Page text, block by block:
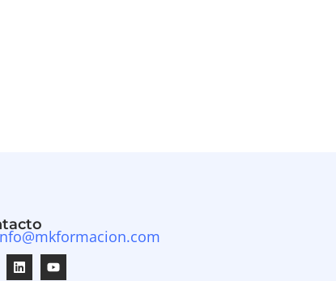
LinkedinYoutube